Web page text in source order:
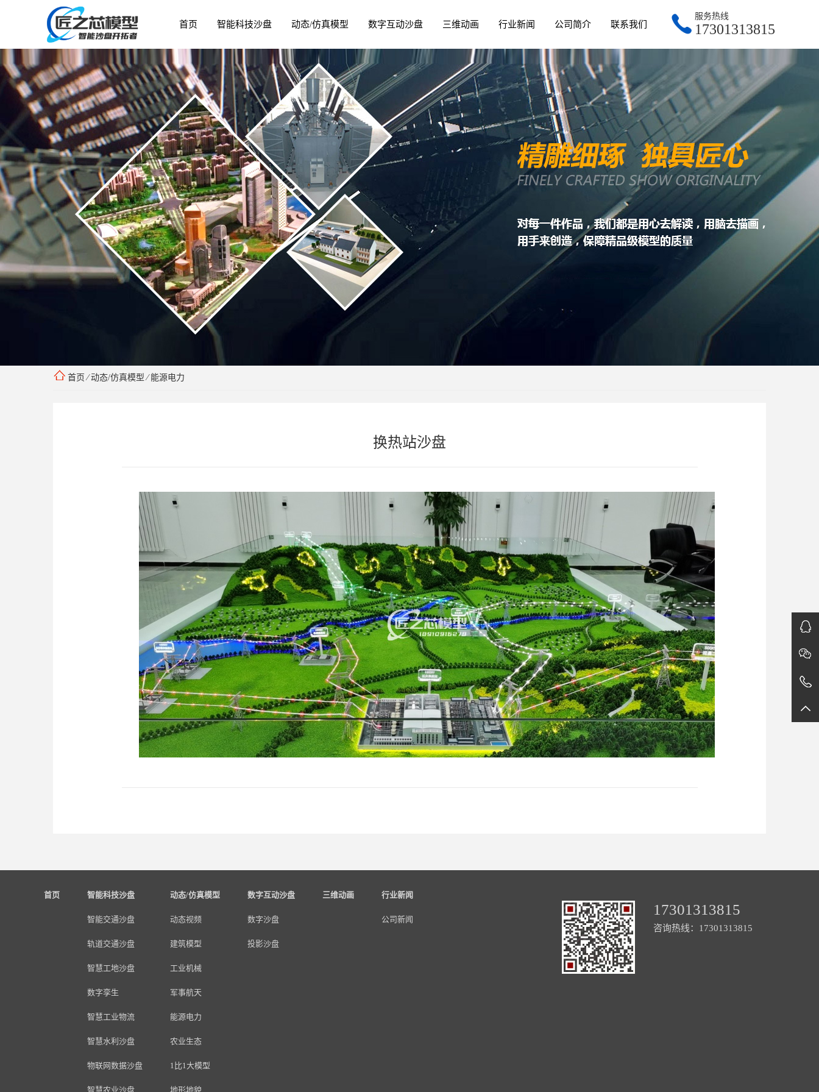
首页 智能科技沙盘 动态/仿真模型 数字互动沙盘 三维动画 行业新闻 公司简介 联系我们
服务热线
17301313815
首页 ⁄动态/仿真模型⁄能源电力
换热站沙盘
首页 智能科技沙盘
智能交通沙盘
轨道交通沙盘
智慧工地沙盘
数字孪生
智慧工业物流
智慧水利沙盘
物联网数据沙盘
智慧农业沙盘
动态/仿真模型
动态视频
建筑模型
工业机械
军事航天
能源电力
农业生态
1比1大模型
地形地貌
数字互动沙盘
数字沙盘
投影沙盘
三维动画 行业新闻
公司新闻
17301313815
咨询热线：17301313815